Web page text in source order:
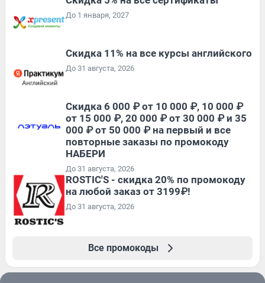
До 1 января, 2027
Скидка 11% на все курсы английского
До 31 августа, 2026
Скидка 6 000 ₽ от 10 000 ₽, 10 000 ₽
от 15 000 ₽, 20 000 ₽ от 30 000 ₽ и 35
000 ₽ от 50 000 ₽ на первый и все
повторные заказы по промокоду
НАБЕРИ
До 31 августа, 2026
ROSTIC'S - скидка 20% по промокоду
на любой заказ от 3199₽!
До 31 августа, 2026
Все промокоды